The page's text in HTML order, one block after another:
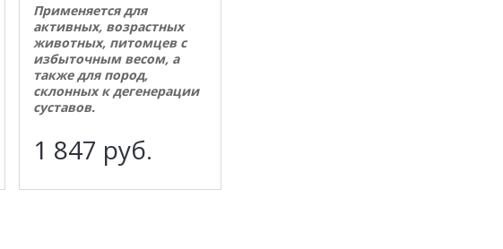
Применяется для
активных, возрастных
животных, питомцев с
избыточным весом, а
также для пород,
склонных к дегенерации
суставов.
1 847 руб.